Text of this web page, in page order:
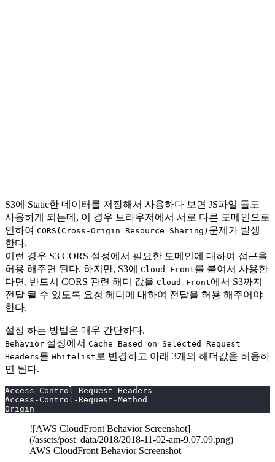
S3에 Static한 데이터를 저장해서 사용하다 보면 JS파일 들도
사용하게 되는데, 이 경우 브라우저에서 서로 다른 도메인으로
인하여 CORS(Cross-Origin Resource Sharing) 문제가 발생
한다.
이런 경우 S3 CORS 설정에서 필요한 도메인에 대하여 접근을
허용 해주면 된다. 하지만, S3에 Cloud Front를 붙여서 사용한
다면, 반드시 CORS 관련 해더 값을 Cloud Front에서 S3까지
전달 될 수 있도록 요청 헤더에 대하여 전달을 허용 해주어야
한다.
설정 하는 방법은 매우 간단하다.
Behavior 설정에서 Cache Based on Selected Request
Headers를 Whitelist 로 변경하고 아래 3개의 해더값을 허용하
면 된다.
Access-Control-Request-Headers
Access-Control-Request-Method
Origin
![AWS CloudFront Behavior Screenshot]
(/assets/post_data/2018/2018-11-02-am-9.07.09.png)
AWS CloudFront Behavior Screenshot